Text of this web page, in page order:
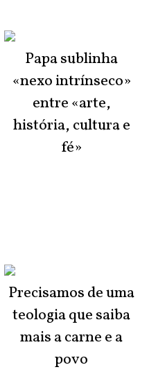
Papa sublinha
«nexo intrínseco»
entre «arte,
história, cultura e
fé»
Precisamos de uma
teologia que saiba
mais a carne e a
povo